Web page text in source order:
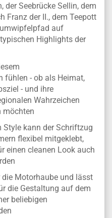
der Seebrücke Sellin, dem
Franz der II., dem Teepott
auf
Highlights der
fühlen - ob als Heimat,
- und ihre
Wahrzeichen
möchten
kann der Schriftzug
flexibel mitgeklebt,
einen cleanen Look auch
Motorhaube und lässt
die Gestaltung auf dem
beliebigen